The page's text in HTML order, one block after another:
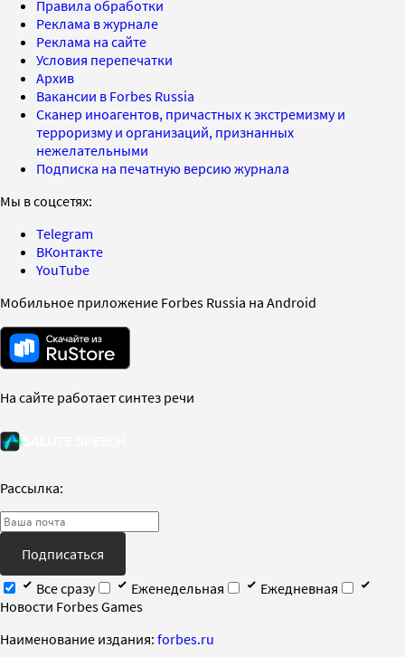
Правила обработки
Реклама в журнале
Реклама на сайте
Условия перепечатки
Архив
Вакансии в Forbes Russia
Сканер иноагентов, причастных к экстремизму и
терроризму и организаций, признанных
нежелательными
Подписка на печатную версию журнала
Мы в соцсетях:
Telegram
ВКонтакте
YouTube
Мобильное приложение Forbes Russia на Android
На сайте работает синтез речи
Рассылка:
Подписаться
Все сразу
Еженедельная
Ежедневная
Новости Forbes Games
Наименование издания: forbes.ru